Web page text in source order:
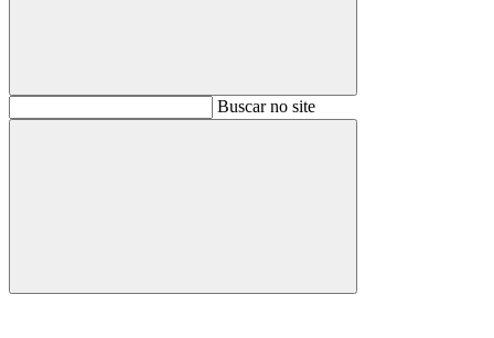
BuscarBuscar no site
Buscar